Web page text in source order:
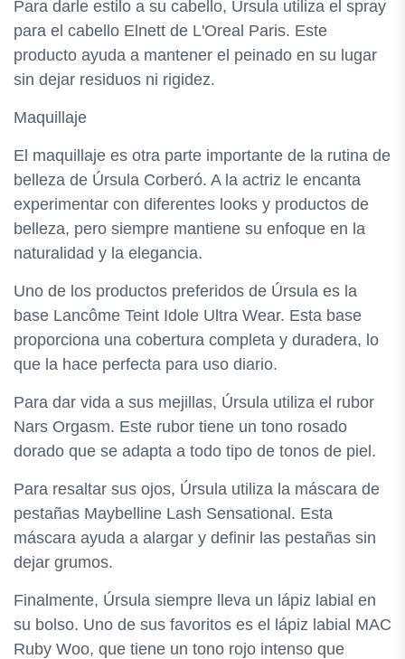
Para darle estilo a su cabello, Úrsula utiliza el spray
para el cabello Elnett de L'Oreal Paris. Este
producto ayuda a mantener el peinado en su lugar
sin dejar residuos ni rigidez.
Maquillaje
El maquillaje es otra parte importante de la rutina de
belleza de Úrsula Corberó. A la actriz le encanta
experimentar con diferentes looks y productos de
belleza, pero siempre mantiene su enfoque en la
naturalidad y la elegancia.
Uno de los productos preferidos de Úrsula es la
base Lancôme Teint Idole Ultra Wear. Esta base
proporciona una cobertura completa y duradera, lo
que la hace perfecta para uso diario.
Para dar vida a sus mejillas, Úrsula utiliza el rubor
Nars Orgasm. Este rubor tiene un tono rosado
dorado que se adapta a todo tipo de tonos de piel.
Para resaltar sus ojos, Úrsula utiliza la máscara de
pestañas Maybelline Lash Sensational. Esta
máscara ayuda a alargar y definir las pestañas sin
dejar grumos.
Finalmente, Úrsula siempre lleva un lápiz labial en
su bolso. Uno de sus favoritos es el lápiz labial MAC
Ruby Woo, que tiene un tono rojo intenso que